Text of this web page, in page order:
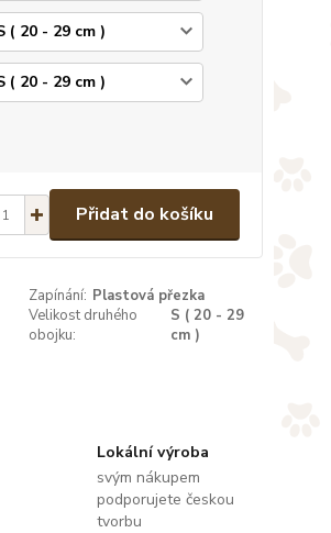
Přidat do košíku
Zapínání: Plastová přezka
Velikost druhého
obojku:
S ( 20 - 29
cm )
Lokální výroba
svým nákupem
podporujete českou
tvorbu